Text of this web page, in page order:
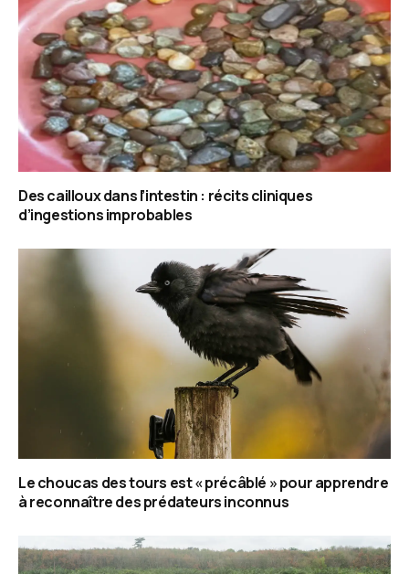
Des cailloux dans l’intestin : récits cliniques
d’ingestions improbables
Le choucas des tours est « précâblé » pour apprendre
à reconnaître des prédateurs inconnus